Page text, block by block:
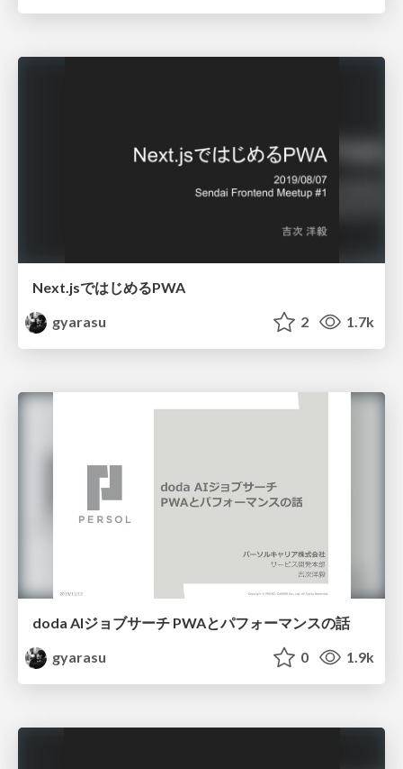
Next.jsではじめるPWA
gyarasu
2 1.7k
doda AIジョブサーチ PWAとパフォーマンスの話
gyarasu
0 1.9k